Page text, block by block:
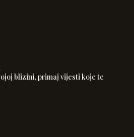
blizini, primaj vijesti koje te